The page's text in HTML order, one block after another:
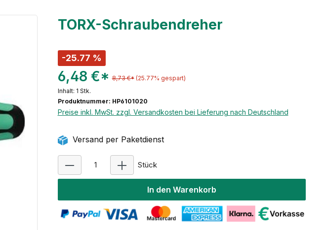
TORX-Schraubendreher
-25.77 %
6,48 €* 8,73 €* (25.77% gespart)
Inhalt: 1 Stk.
Produktnummer: HP6101020
Preise inkl. MwSt. zzgl. Versandkosten bei Lieferung nach Deutschland
Versand per Paketdienst
Stück
In den Warenkorb